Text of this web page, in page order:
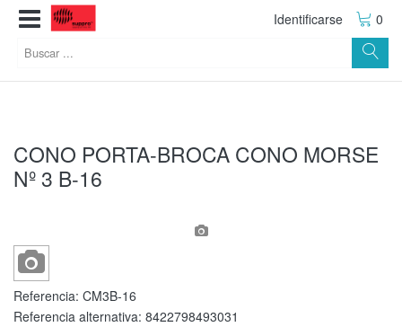
Identificarse 0
CONO PORTA-BROCA CONO MORSE
Nº 3 B-16
Referencia: CM3B-16
Referencia alternativa: 8422798493031